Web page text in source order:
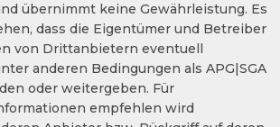
übernimmt keine Gewährleistung. Es
dass die Eigentümer und Betreiber
von Drittanbietern eventuell
anderen Bedingungen als APG|SGA
oder weitergeben. Für
empfehlen wird